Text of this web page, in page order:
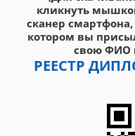
кликнуть
сканер
котором вы
свою ФИО
РЕЕСТР